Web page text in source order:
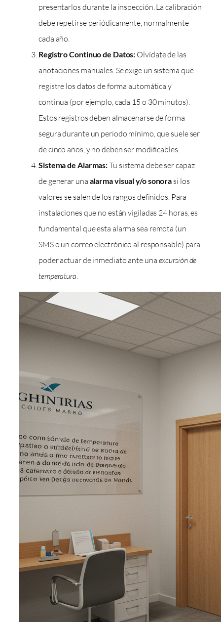
presentarlos durante la inspección. La calibración
debe repetirse periódicamente, normalmente
cada año.
Registro Continuo de Datos: Olvídate de las
anotaciones manuales. Se exige un sistema que
registre los datos de forma automática y
continua (por ejemplo, cada 15 o 30 minutos).
Estos registros deben almacenarse de forma
segura durante un periodo mínimo, que suele ser
de cinco años, y no deben ser modificables.
Sistema de Alarmas:Tu sistema debe ser capaz
de generar una alarma visual y/o sonora si los
valores se salen de los rangos definidos. Para
instalaciones que no están vigiladas 24 horas, es
fundamental que esta alarma sea remota (un
SMS o un correo electrónico al responsable) para
poder actuar de inmediato ante una excursión de
temperatura